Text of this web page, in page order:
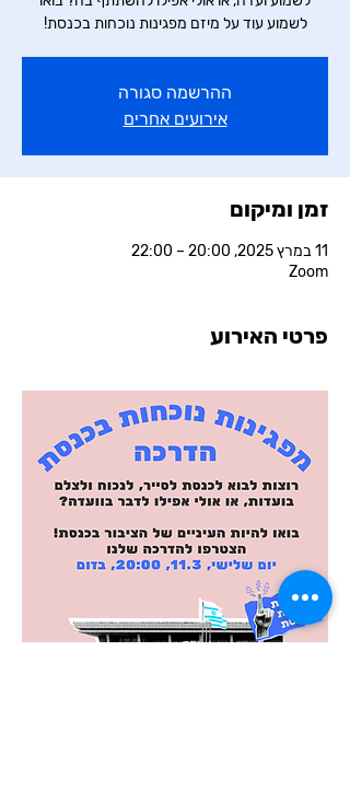
לשמוע עוד על מיזם מפגינות נוכחות בכנסת!
ההרשמה סגורה
אירועים אחרים
זמן ומיקום
11 במרץ 2025, 20:00 – 22:00
Zoom
פרטי האירוע